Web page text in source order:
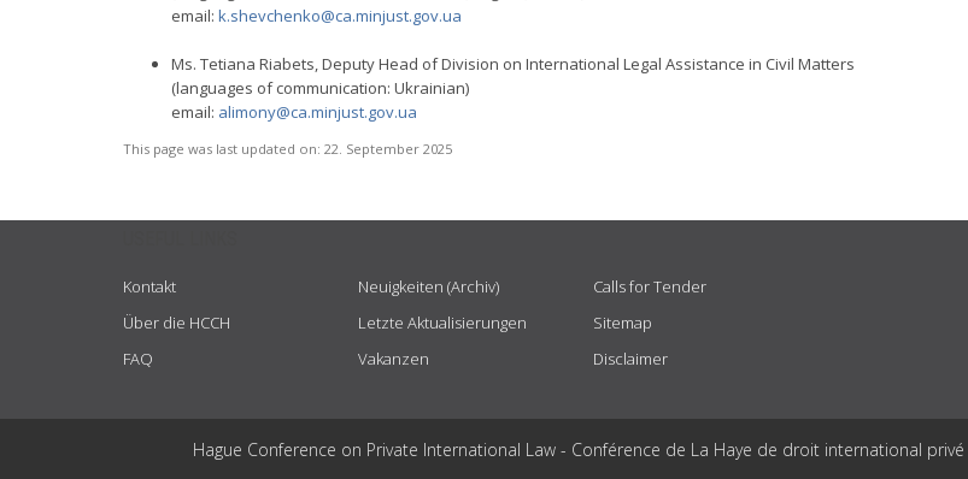
email: k.shevchenko@ca.minjust.gov.ua
Ms. Tetiana Riabets, Deputy Head of Division on International Legal Assistance in Civil Matters
(languages of communication: Ukrainian)
email: alimony@ca.minjust.gov.ua
This page was last updated on: 22. September 2025
Kontakt
Über die HCCH
FAQ
Neuigkeiten (Archiv)
Letzte Aktualisierungen
Vakanzen
Calls for Tender
Sitemap
Disclaimer
Hague Conference on Private International Law - Conférence de La Haye de droit international